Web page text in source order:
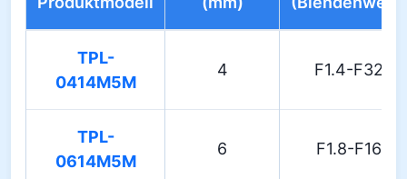
TPL-
0414M5M
4 F1.4-F32
TPL-
0614M5M
6 F1.8-F16